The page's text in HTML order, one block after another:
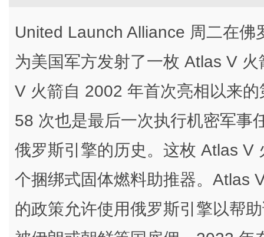
United Launch Alliance 周二在
为美国军方发射了一枚 Atlas V
V 火箭自 2002 年首次亮相以来
58 次也是最后一次执行机密军事
俄罗斯引擎的历史。这枚 Atlas V
个捆绑式固体燃料助推器。Atlas
的政策允许使用俄罗斯引擎以帮